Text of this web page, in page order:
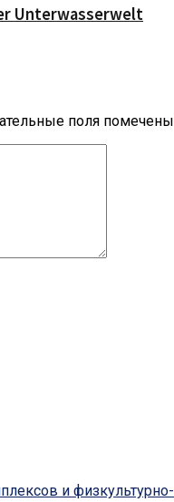
Unterwasserwelt
поля помечены